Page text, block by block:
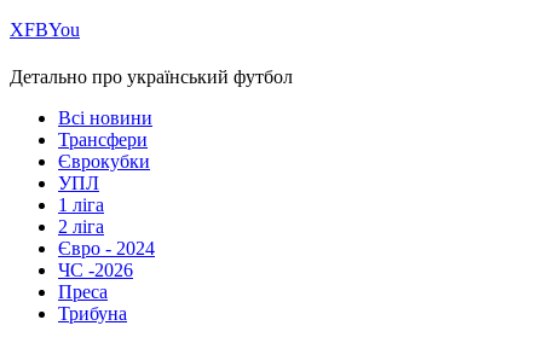
ХFBYou
Детально про український футбол
Всі новини
Трансфери
Єврокубки
УПЛ
1 ліга
2 ліга
Євро - 2024
ЧС -2026
Преса
Трибуна